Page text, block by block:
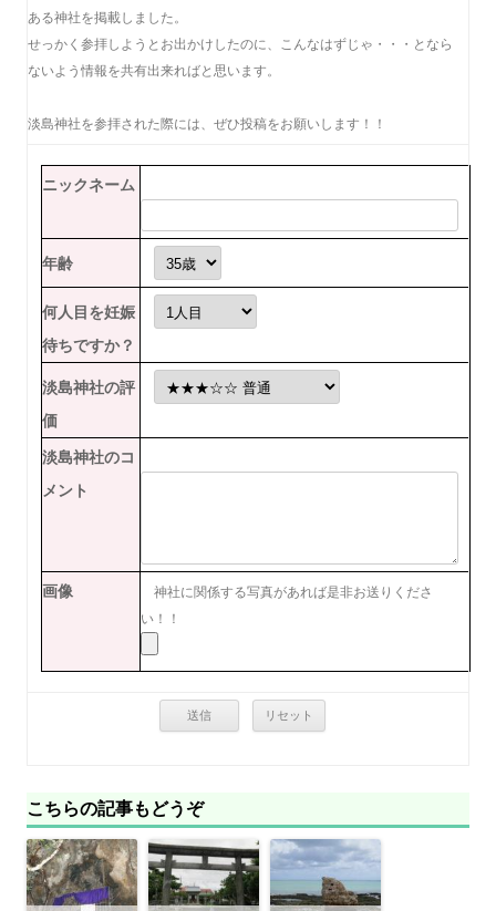
ある神社を掲載しました。
せっかく参拝しようとお出かけしたのに、こんなはずじゃ・・・となら
ないよう情報を共有出来ればと思います。
淡島神社を参拝された際には、ぜひ投稿をお願いします！！
ニックネーム
年齢
何人目を妊娠
待ちですか？
淡島神社の評
価
淡島神社のコ
メント
画像
神社に関係する写真があれば是非お送りくださ
い！！
こちらの記事もどうぞ